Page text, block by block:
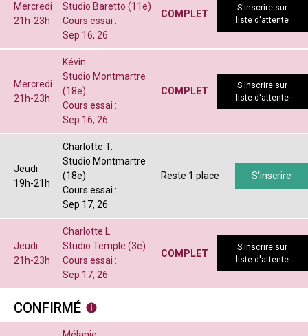
Mercredi
21h-23h
Studio Baretto (11e)
Cours essai :
Sep 16, 26
COMPLET
S'inscrire sur
liste d'attente
Mercredi
21h-23h
Kévin
Studio Montmartre
(18e)
Cours essai :
Sep 16, 26
COMPLET
S'inscrire sur
liste d'attente
Jeudi
19h-21h
Charlotte T.
Studio Montmartre
(18e)
Cours essai :
Sep 17, 26
Reste 1 place S'inscrire
Jeudi
21h-23h
Charlotte L.
Studio Temple (3e)
Cours essai :
Sep 17, 26
COMPLET
S'inscrire sur
liste d'attente
CONFIRMÉ